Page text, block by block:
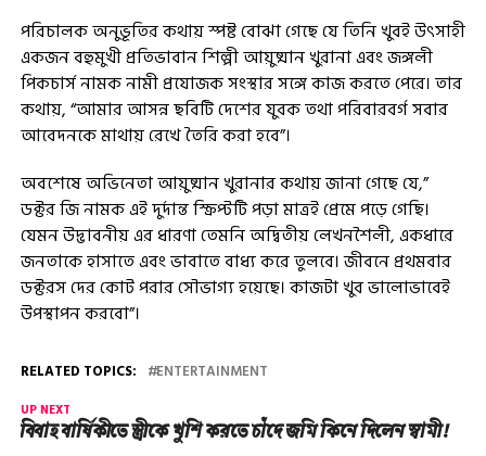
পরিচালক অনুভূতির কথায় স্পষ্ট বোঝা গেছে যে তিনি খুবই উৎসাহী
একজন বহুমুখী প্রতিভাবান শিল্পী আয়ুষ্মান খুরানা এবং জঙ্গলী
পিকচার্স নামক নামী প্রযোজক সংস্থার সঙ্গে কাজ করতে পেরে। তার
কথায়, “আমার আসন্ন ছবিটি দেশের যুবক তথা পরিবারবর্গ সবার
আবেদনকে মাথায় রেখে তৈরি করা হবে”।
অবশেষে অভিনেতা আয়ুষ্মান খুরানার কথায় জানা গেছে যে,”
ডক্টর জি নামক এই দুর্দান্ত স্ক্রিপ্টটি পড়া মাত্রই প্রেমে পড়ে গেছি।
যেমন উদ্ভাবনীয় এর ধারণা তেমনি অদ্বিতীয় লেখনশৈলী, একধারে
জনতাকে হাসাতে এবং ভাবাতে বাধ্য করে তুলবে। জীবনে প্রথমবার
ডক্টরস দের কোট পরার সৌভাগ্য হয়েছে। কাজটা খুব ভালোভাবেই
উপস্থাপন করবো”।
RELATED TOPICS: ENTERTAINMENT
UP NEXT
বিবাহ বার্ষিকীতে স্ত্রীকে খুশি করতে চাঁদে জমি কিনে দিলেন স্বামী!